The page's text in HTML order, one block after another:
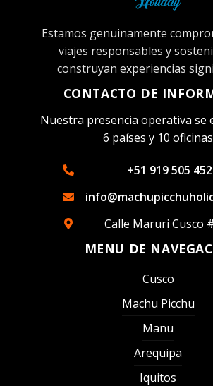
Estamos genuinamente
viajes responsables y
construyan experiencias
CONTACTO DE
Nuestra presencia operativa se
6 países y 10 oficinas
+51 919 505 452
Calle Maruri Cusco
MENU DE
Cusco
Machu Picchu
Manu
Arequipa
Iquitos